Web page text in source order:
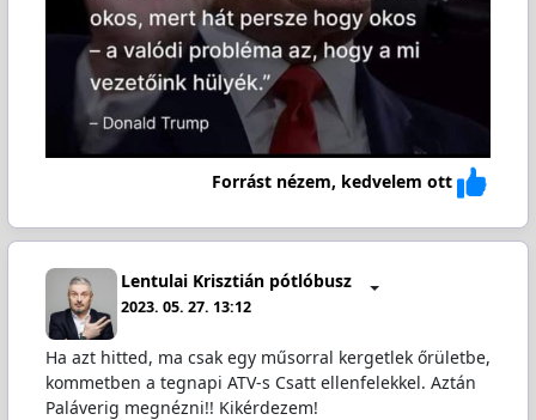
Forrást nézem, kedvelem ott
Lentulai Krisztián pótlóbusz
2023. 05. 27. 13:12
Ha azt hitted, ma csak egy műsorral kergetlek őrületbe,
kommetben a tegnapi ATV-s Csatt ellenfelekkel. Aztán
Paláverig megnézni!! Kikérdezem!